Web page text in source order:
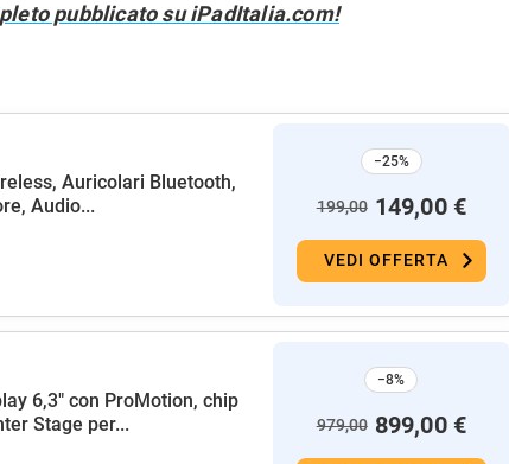
pubblicato su iPadItalia.com!
Auricolari Bluetooth,
Audio...
−25%
199,00 149,00 €
VEDI OFFERTA
6,3" con ProMotion, chip
Stage per...
−8%
979,00 899,00 €